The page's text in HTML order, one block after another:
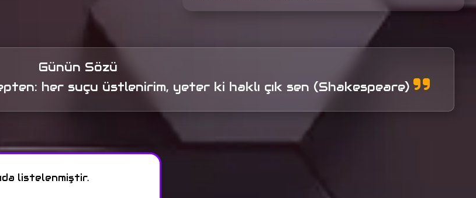
Günün Sözü
her suçu üstlenirim, yeter ki haklı çık sen (Shakespeare)
listelenmiştir.